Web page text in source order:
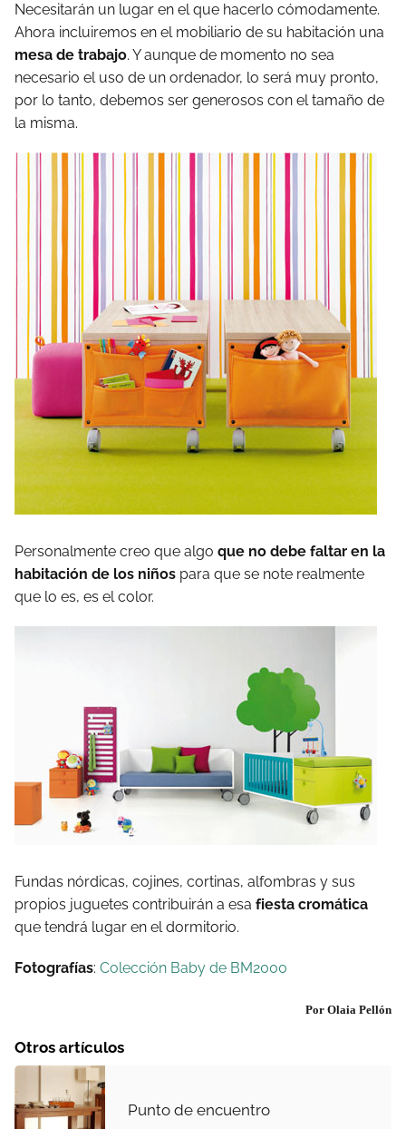
Necesitarán un lugar en el que hacerlo cómodamente.
Ahora incluiremos en el mobiliario de su habitación una
mesa de trabajo. Y aunque de momento no sea
necesario el uso de un ordenador, lo será muy pronto,
por lo tanto, debemos ser generosos con el tamaño de
la misma.
Personalmente creo que algo que no debe faltar en la
habitación de los niños para que se note realmente
que lo es, es el color.
Fundas nórdicas, cojines, cortinas, alfombras y sus
propios juguetes contribuirán a esa fiesta cromática
que tendrá lugar en el dormitorio.
Fotografías: Colección Baby de BM2000
Por Olaia Pellón
Otros artículos
Punto de encuentro